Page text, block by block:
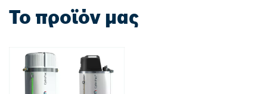
Το προϊόν μας